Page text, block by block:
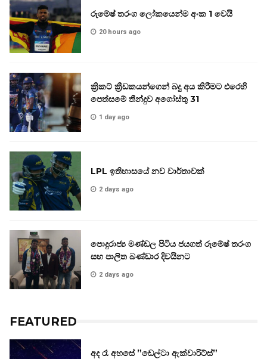
රුමේෂ් තරංග ලෝකයෙන්ම අංක 1 වෙයි
20 hours ago
ක්‍රිකට් ක්‍රීඩකයන්ගෙන් බදු අය කිරීමට එරෙහි
පෙත්සමේ තීන්දුව අගෝස්තු 31
1 day ago
LPL ඉතිහාසයේ නව වාර්තාවක්
2 days ago
පොදුරාජ්‍ය මණ්ඩල පිටිය ජයගත් රුමේෂ් තරංග
සහ පාලිත බණ්ඩාර දිවයිනට
2 days ago
FEATURED
අද රෑ අහසේ ”ඩෙල්ටා ඇක්වාරිට්ස්”